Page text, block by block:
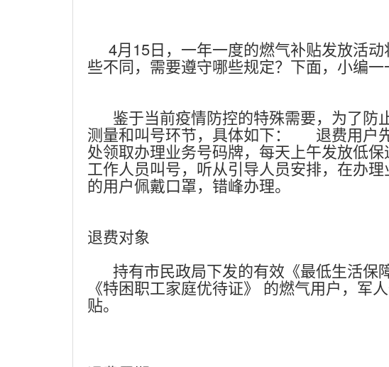
4月15日，一年一度的燃气补贴发放活
些不同，需要遵守哪些规定？下面，小编
鉴于当前疫情防控的特殊需要，为了防
测量和叫号环节，具体如下： 退费用户
处领取办理业务号码牌，每天上午发放低
工作人员叫号，听从引导人员安排，在
的用户佩戴口罩，错峰办理。
退费对象
持有市民政局下发的有效《最低生活保
《特困职工家庭优待证》 的燃气用户，军
贴。